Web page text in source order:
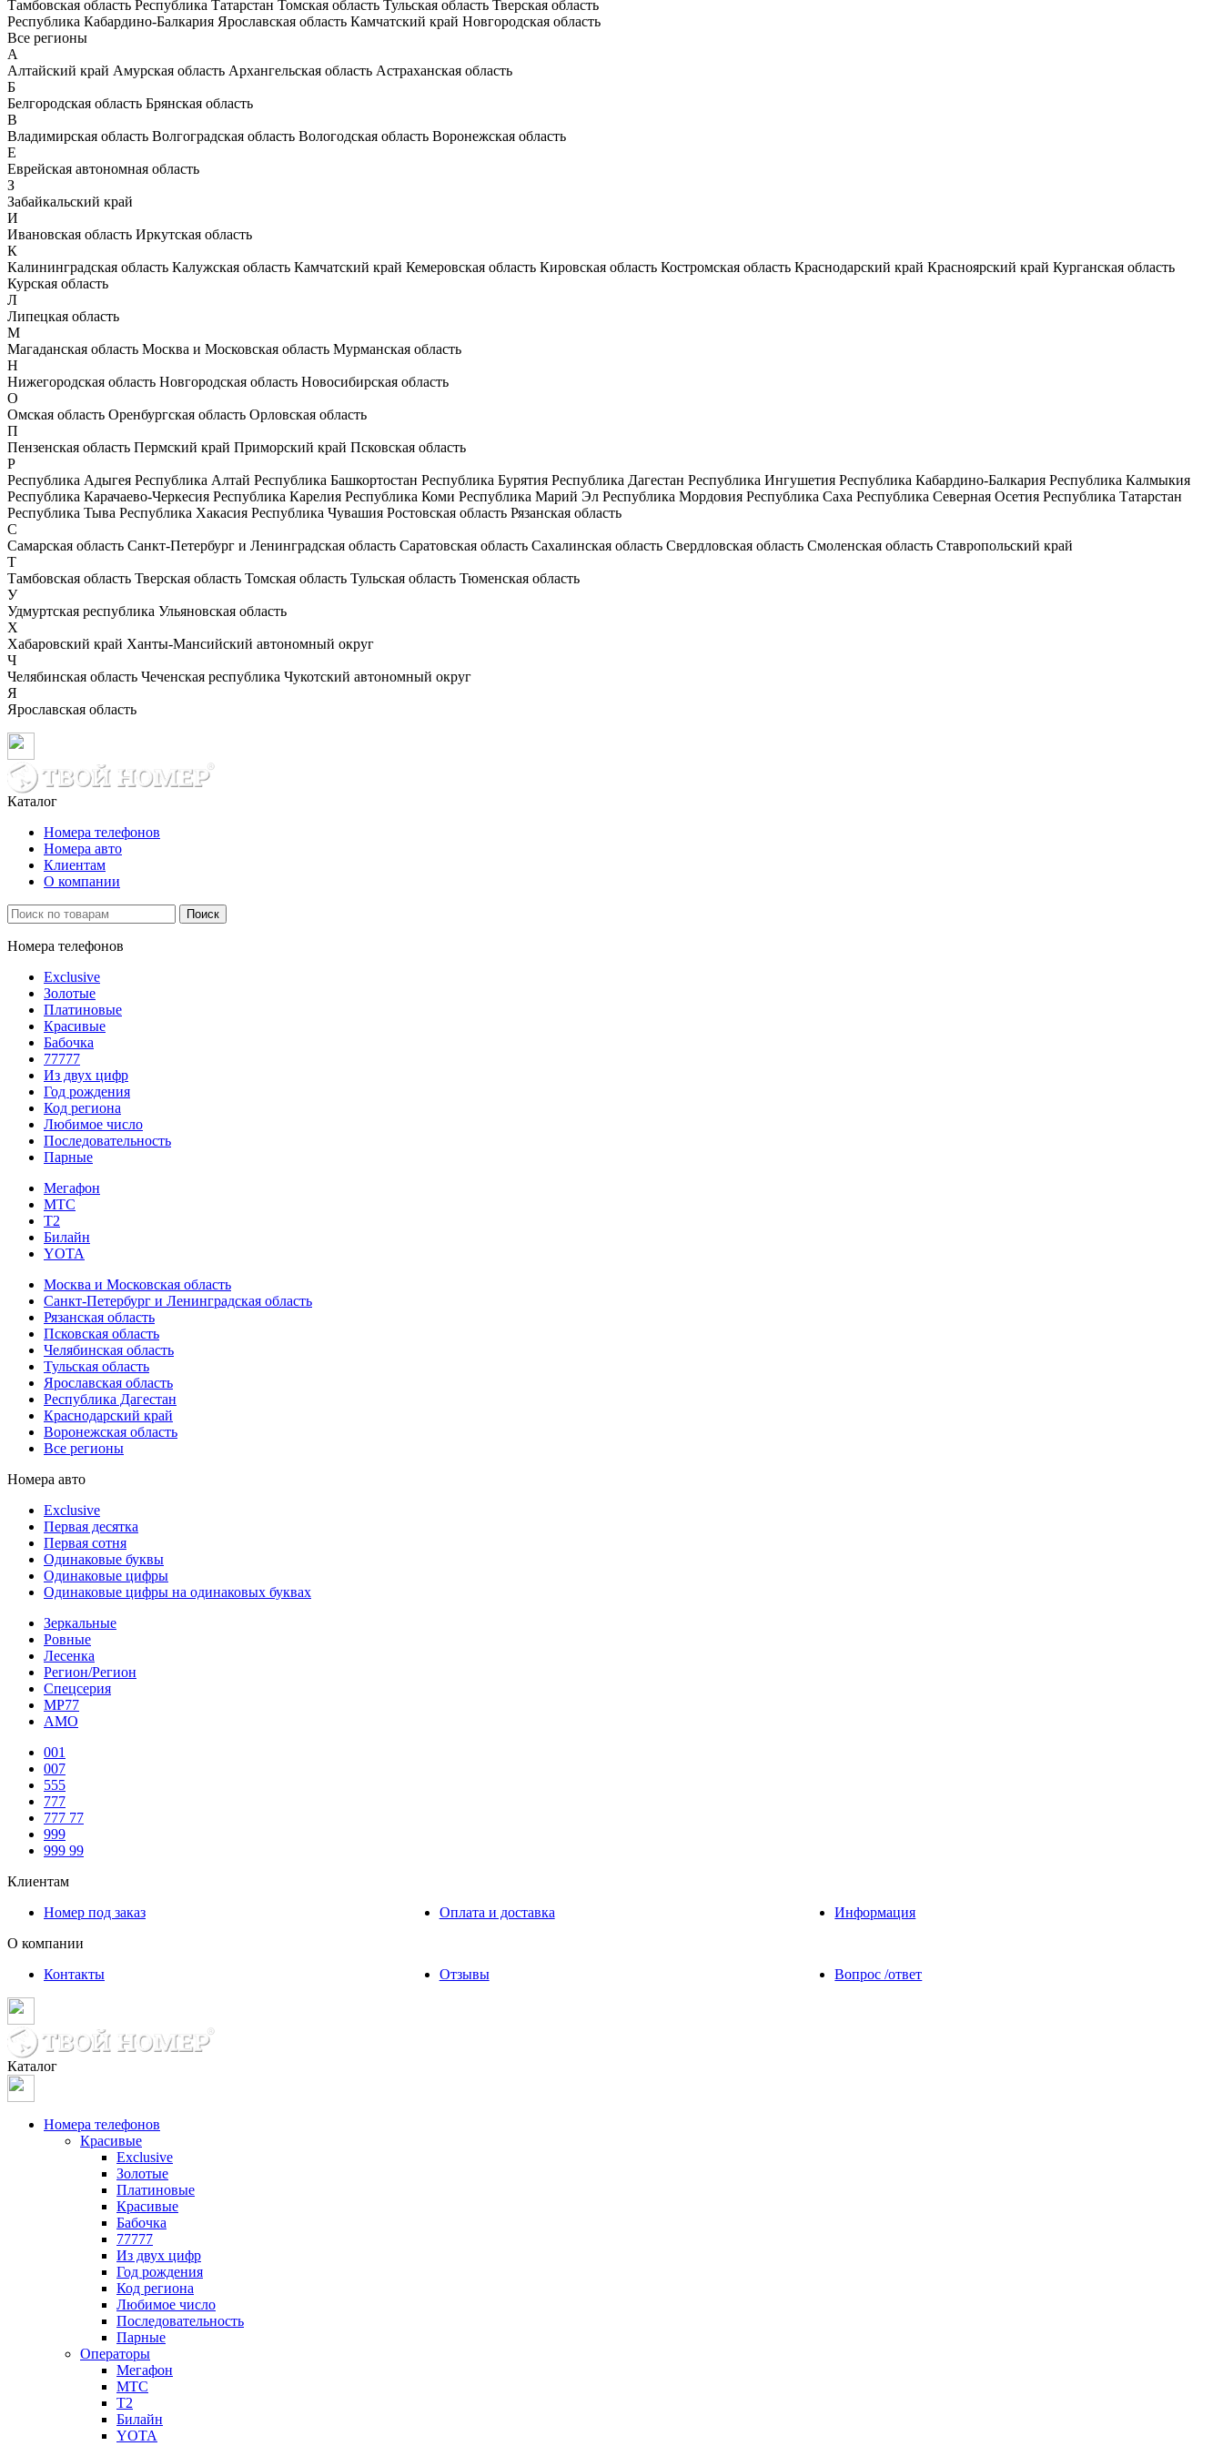
Тамбовская область Республика Татарстан Томская область Тульская область Тверская область
Республика Кабардино-Балкария Ярославская область Камчатский край Новгородская область
Все регионы
А
Алтайский край Амурская область Архангельская область Астраханская область
Б
Белгородская область Брянская область
В
Владимирская область Волгоградская область Вологодская область Воронежская область
Е
Еврейская автономная область
З
Забайкальский край
И
Ивановская область Иркутская область
К
Калининградская область Калужская область Камчатский край Кемеровская область Кировская область Костромская область Краснодарский край Красноярский край Курганская область
Курская область
Л
Липецкая область
М
Магаданская область Москва и Московская область Мурманская область
Н
Нижегородская область Новгородская область Новосибирская область
О
Омская область Оренбургская область Орловская область
П
Пензенская область Пермский край Приморский край Псковская область
Р
Республика Адыгея Республика Алтай Республика Башкортостан Республика Бурятия Республика Дагестан Республика Ингушетия Республика Кабардино-Балкария Республика Калмыкия
Республика Карачаево-Черкесия Республика Карелия Республика Коми Республика Марий Эл Республика Мордовия Республика Саха Республика Северная Осетия Республика Татарстан
Республика Тыва Республика Хакасия Республика Чувашия Ростовская область Рязанская область
С
Самарская область Санкт-Петербург и Ленинградская область Саратовская область Сахалинская область Свердловская область Смоленская область Ставропольский край
Т
Тамбовская область Тверская область Томская область Тульская область Тюменская область
У
Удмуртская республика Ульяновская область
Х
Хабаровский край Ханты-Мансийский автономный округ
Ч
Челябинская область Чеченская республика Чукотский автономный округ
Я
Ярославская область
Каталог
Номера телефонов
Номера авто
Клиентам
О компании
Поиск
Номера телефонов
Exclusive
Золотые
Платиновые
Красивые
Бабочка
77777
Из двух цифр
Год рождения
Код региона
Любимое число
Последовательность
Парные
Мегафон
МТС
Т2
Билайн
YOTA
Москва и Московская область
Санкт-Петербург и Ленинградская область
Рязанская область
Псковская область
Челябинская область
Тульская область
Ярославская область
Республика Дагестан
Краснодарский край
Воронежская область
Все регионы
Номера авто
Exclusive
Первая десятка
Первая сотня
Одинаковые буквы
Одинаковые цифры
Одинаковые цифры на одинаковых буквах
Зеркальные
Ровные
Лесенка
Регион/Регион
Спецсерия
МР77
АМО
001
007
555
777
777 77
999
999 99
Клиентам
Номер под заказ
Оплата и доставка
Информация
О компании
Контакты
Отзывы Вопрос /ответ
Каталог
Номера телефонов
Красивые
Exclusive
Золотые
Платиновые
Красивые
Бабочка
77777
Из двух цифр
Год рождения
Код региона
Любимое число
Последовательность
Парные
Операторы
Мегафон
МТС
Т2
Билайн
YOTA